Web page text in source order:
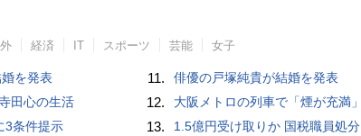
経済 IT スポーツ 芸能 女子
を発表
田心の生活
3条件提示
11. 俳優の戸塚純貴が結婚を発表
12. 大阪メトロの列車で「煙が充満」
13. 1.5億円受け取りか 国税職員処分